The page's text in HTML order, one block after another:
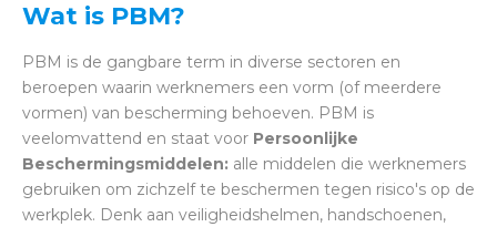
Wat is PBM?
PBM is de gangbare term in diverse sectoren en
beroepen waarin werknemers een vorm (of meerdere
vormen) van bescherming behoeven. PBM is
veelomvattend en staat voor Persoonlijke
Beschermingsmiddelen: alle middelen die werknemers
gebruiken om zichzelf te beschermen tegen risico's op de
werkplek. Denk aan veiligheidshelmen, handschoenen,